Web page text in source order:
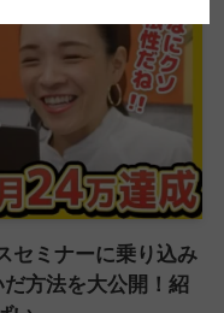
セミナーに乗り込み
方法を大公開！紹